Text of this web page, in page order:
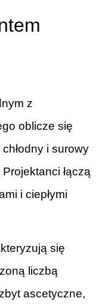
z
oblicze się
i surowy
łączą
i ciepłymi
się
liczbą
ascetyczne,